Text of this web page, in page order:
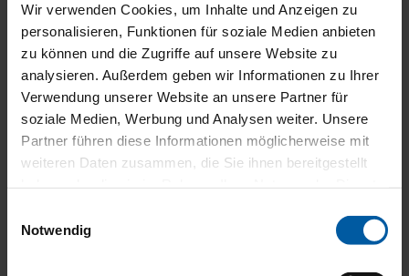
Wir verwenden Cookies, um Inhalte und Anzeigen zu
personalisieren, Funktionen für soziale Medien anbieten
zu können und die Zugriffe auf unsere Website zu
analysieren. Außerdem geben wir Informationen zu Ihrer
Verwendung unserer Website an unsere Partner für
soziale Medien, Werbung und Analysen weiter. Unsere
Partner führen diese Informationen möglicherweise mit
weiteren Daten zusammen, die Sie ihnen bereitgestellt
Notwendig
DAS KÖNNTE SIE AUCH INTERESSIEREN